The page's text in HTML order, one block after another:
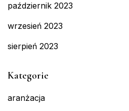
październik 2023
wrzesień 2023
sierpień 2023
Kategorie
aranżacja